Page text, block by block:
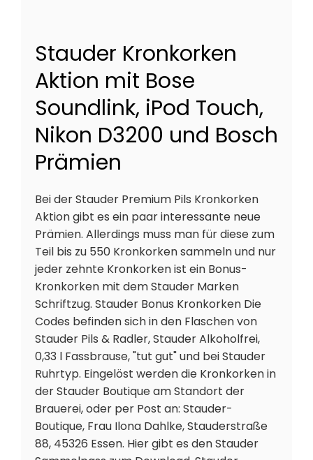
Stauder Kronkorken
Aktion mit Bose
Soundlink, iPod Touch,
Nikon D3200 und Bosch
Prämien
Bei der Stauder Premium Pils Kronkorken
Aktion gibt es ein paar interessante neue
Prämien. Allerdings muss man für diese zum
Teil bis zu 550 Kronkorken sammeln und nur
jeder zehnte Kronkorken ist ein Bonus-
Kronkorken mit dem Stauder Marken
Schriftzug. Stauder Bonus Kronkorken Die
Codes befinden sich in den Flaschen von
Stauder Pils & Radler, Stauder Alkoholfrei,
0,33 l Fassbrause, "tut gut" und bei Stauder
Ruhrtyp. Eingelöst werden die Kronkorken in
der Stauder Boutique am Standort der
Brauerei, oder per Post an: Stauder-
Boutique, Frau Ilona Dahlke, Stauderstraße
88, 45326 Essen. Hier gibt es den Stauder